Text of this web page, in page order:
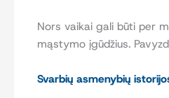
Nors vaikai gali būti per
mąstymo įgūdžius.
Svarbių asmenybių